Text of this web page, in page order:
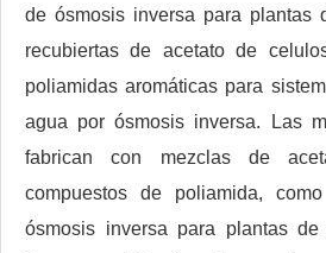
de ósmosis inversa para plantas
recubiertas de acetato de
poliamidas aromáticas para
agua por ósmosis inversa. Las
fabrican con mezclas de
compuestos de poliamida,
ósmosis inversa para plantas